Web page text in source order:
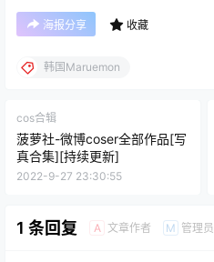
海报分享 收藏
韩国Maruemon
cos合辑
菠萝社-微博coser全部作品[写
真合集][持续更新]
2022-9-27 23:30:55
1 条回复 A 文章作者 M 管理员